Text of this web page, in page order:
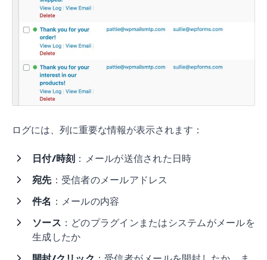
ログには、列に重要な情報が表示されます：
日付/時刻 ：メールが送信された日時
宛先：受信者のメールアドレス
件名 ：メールの内容
ソース ：どのプラグインまたはシステムがメールを
生成したか